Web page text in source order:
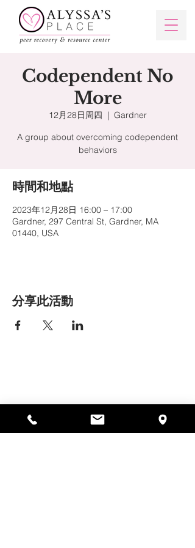
Codependent No
More
12月28日周四
  |
Gardner
A group about overcoming codependent
behaviors
時間和地點
2023年12月28日 16:00 – 17:00
Gardner, 297 Central St, Gardner, MA
01440, USA
分享此活動
01440
978-364-0920